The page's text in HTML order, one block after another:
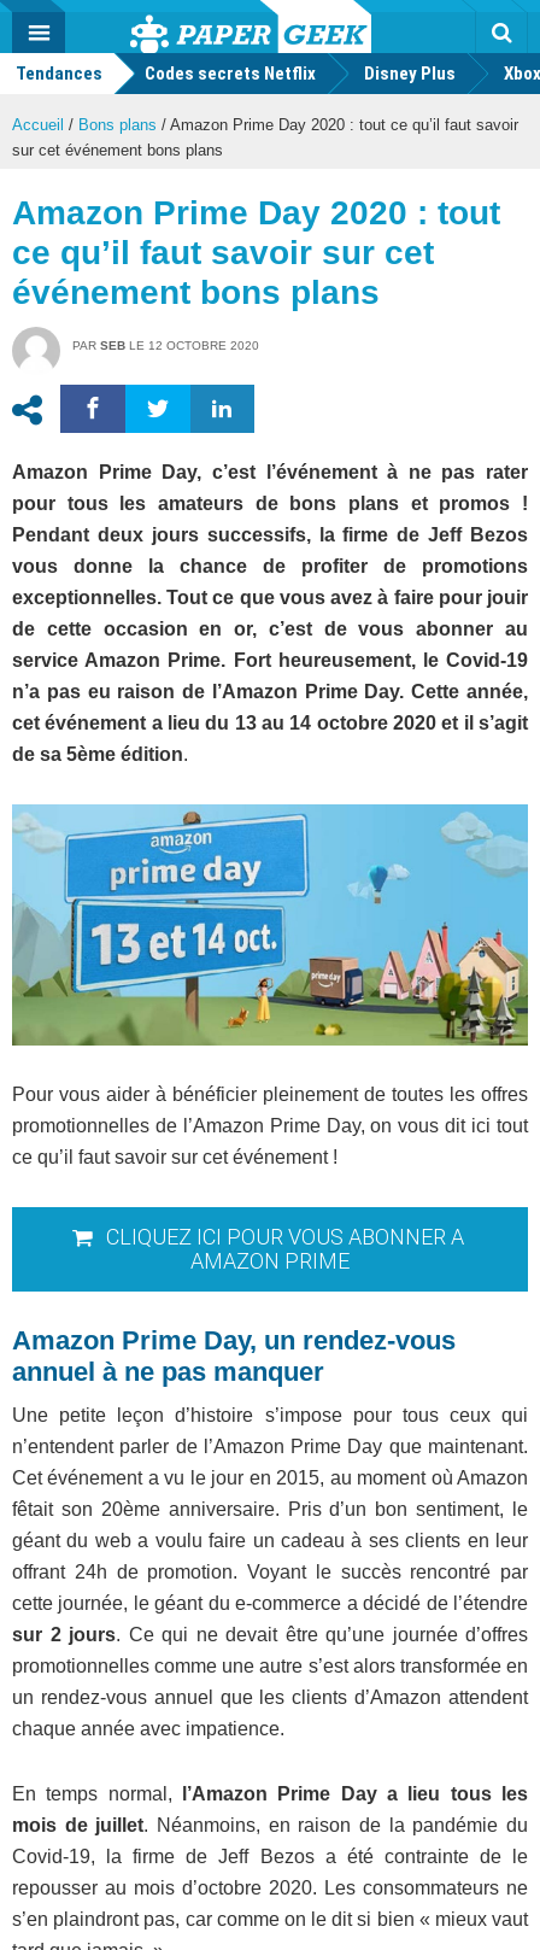
Actu
geek
MENU
Tendances Codes secrets Netflix Disney Plus
Accueil / Bons plans / Amazon Prime Day 2020 : tout ce qu’il faut savoir
sur cet événement bons plans
Amazon Prime Day 2020 : tout
ce qu’il faut savoir sur cet
événement bons plans
PAR SEB LE 12 OCTOBRE 2020
Amazon Prime Day, c’est l’événement à ne pas rater
pour tous les amateurs de bons plans et promos !
Pendant deux jours successifs, la firme de Jeff Bezos
vous donne la chance de profiter de promotions
exceptionnelles. Tout ce que vous avez à faire pour jouir
de cette occasion en or, c’est de vous abonner au
service Amazon Prime. Fort heureusement, le Covid-19
n’a pas eu raison de l’Amazon Prime Day. Cette année,
cet événement a lieu du 13 au 14 octobre 2020 et il s’agit
de sa 5ème édition.
Pour vous aider à bénéficier pleinement de toutes les offres
promotionnelles de l’Amazon Prime Day, on vous dit ici tout
ce qu’il faut savoir sur cet événement !
CLIQUEZ ICI POUR VOUS ABONNER A
AMAZON PRIME
Amazon Prime Day, un rendez-vous
annuel à ne pas manquer
Une petite leçon d’histoire s’impose pour tous ceux qui
n’entendent parler de l’Amazon Prime Day que maintenant.
Cet événement a vu le jour en 2015, au moment où Amazon
fêtait son 20ème anniversaire. Pris d’un bon sentiment, le
géant du web a voulu faire un cadeau à ses clients en leur
offrant 24h de promotion. Voyant le succès rencontré par
cette journée, le géant du e-commerce a décidé de l’étendre
sur 2 jours. Ce qui ne devait être qu’une journée d’offres
promotionnelles comme une autre s’est alors transformée en
un rendez-vous annuel que les clients d’Amazon attendent
chaque année avec impatience.
En temps normal,
l’Amazon Prime Day a lieu tous les
mois de juillet. Néanmoins, en raison de la pandémie du
Covid-19, la firme de Jeff Bezos a été contrainte de le
repousser au mois d’octobre 2020. Les consommateurs ne
s’en plaindront pas, car comme on le dit si bien « mieux vaut
Mode
FacebookTwitter Youtube